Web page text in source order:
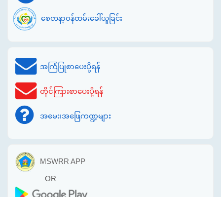
စေတနာ့ဝန်ထမ်းခေါ်ယူခြင်း
အကြံပြုစာပေးပို့ရန်
တိုင်ကြားစာပေးပို့ရန်
အမေး၊အဖြေကဏ္ဍများ
MSWRR APP
OR